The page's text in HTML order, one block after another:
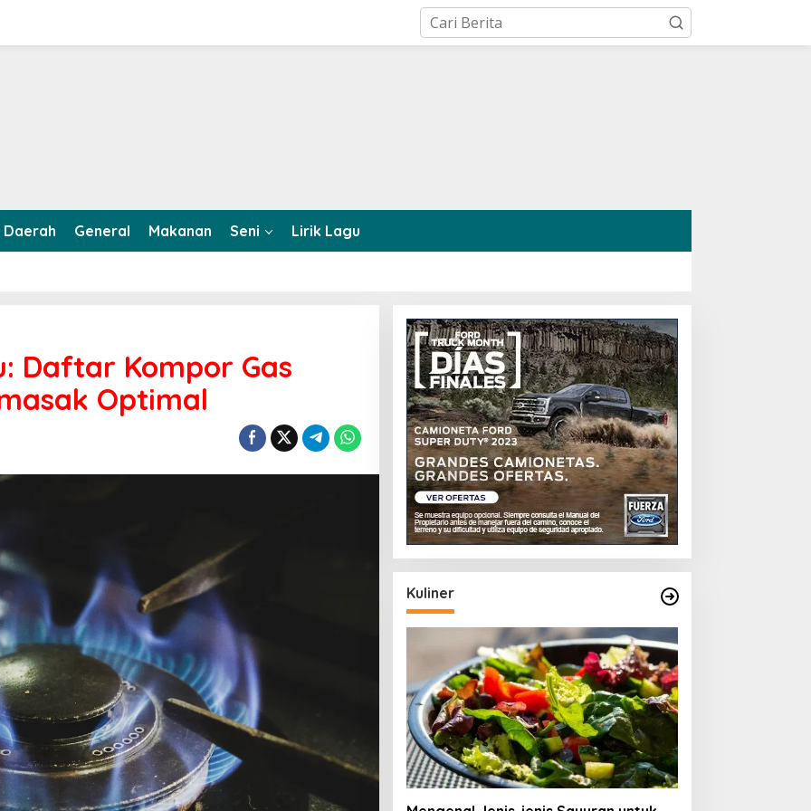
Daerah General Makanan Seni Lirik Lagu
Daftar Kompor Gas
Optimal
Kuliner